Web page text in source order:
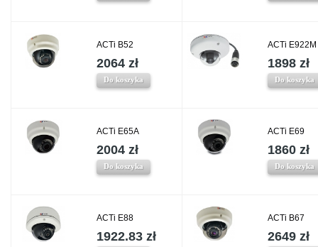
ACTi B52
2064 zł
Do koszyka
ACTi E922M
1898 zł
Do koszyka
ACTi E65A
2004 zł
Do koszyka
ACTi E69
1860 zł
Do koszyka
ACTi E88
1922.83 zł
ACTi B67
2649 zł